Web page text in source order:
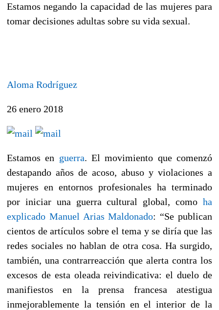
Estamos negando la capacidad de las mujeres para
tomar decisiones adultas sobre su vida sexual.
Aloma Rodríguez
26 enero 2018
Estamos en guerra.El movimiento que comenzó
destapando años de acoso, abuso y violaciones a
mujeres en entornos profesionales ha terminado
por iniciar una guerra cultural global, comoha
explicado Manuel Arias Maldonado: “Se publican
cientos de artículos sobre el tema y se diría que las
redes sociales no hablan de otra cosa. Ha surgido,
también, una contrarreacción que alerta contra los
excesos de esta oleada reivindicativa: el duelo de
manifiestos en la prensa francesa atestigua
inmejorablemente la tensión en el interior de la